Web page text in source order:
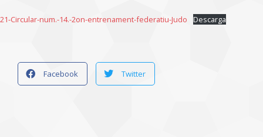
21-Circular-num.-14.-2on-entrenament-federatiu-Judo Descarga
Facebook Twitter